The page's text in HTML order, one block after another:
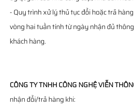
- Quy trình xử lý thủ tục đổi hoặc trả
vòng hai tuần tính từ ngày nhận đủ
khách hàng.
CÔNG TY TNHH CÔNG NGHỆ VIỄN
nhận đổi/trả hàng khi: